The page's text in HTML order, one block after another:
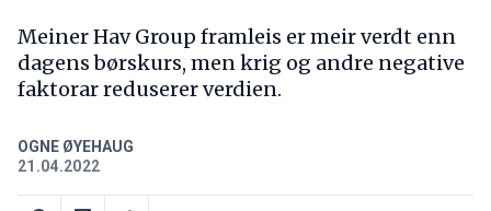
Meiner Hav Group framleis er meir verdt enn
dagens børskurs, men krig og andre negative
faktorar reduserer verdien.
OGNE ØYEHAUG
21.04.2022